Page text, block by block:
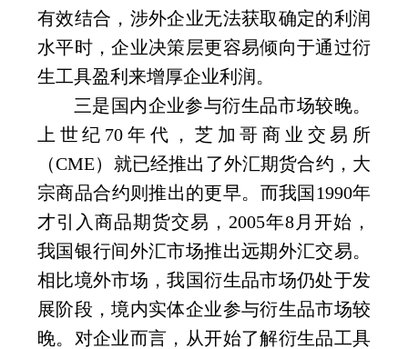
有效结合，涉外企业无法获取确定的利润
水平时，企业决策层更容易倾向于通过衍
生工具盈利来增厚企业利润。
三是国内企业参与衍生品市场较晚。
上世纪 70 年代，芝加哥商业交易所
（CME）就已经推出了外汇期货合约，大
宗商品合约则推出的更早。而我国 1990年
才引入商品期货交易， 2005年8 月开始，
我国银行间外汇市场推出远期外汇交易。
相比境外市场，我国衍生品市场仍处于发
展阶段，境内实体企业参与衍生品市场较
晚。对企业而言，从开始了解衍生品工具